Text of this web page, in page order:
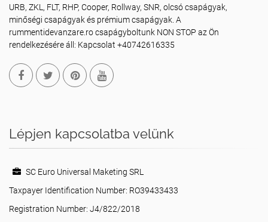
URB, ZKL, FLT, RHP, Cooper, Rollway, SNR, olcsó csapágyak,
minőségi csapágyak és prémium csapágyak. A
rummentidevanzare.ro csapágyboltunk NON STOP az Ön
rendelkezésére áll: Kapcsolat +40742616335
Lépjen kapcsolatba velünk
SC Euro Universal Maketing SRL
Taxpayer Identification Number: RO39433433
Registration Number: J4/822/2018